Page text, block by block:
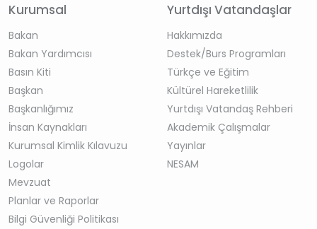
Kurumsal
Bakan
Bakan Yardımcısı
Basın Kiti
Başkan
Başkanlığımız
İnsan Kaynakları
Kurumsal Kimlik Kılavuzu
Logolar
Mevzuat
Planlar ve Raporlar
Bilgi Güvenliği Politikası
Yurtdışı Vatandaşlar
Hakkımızda
Destek/Burs Programları
Türkçe ve Eğitim
Kültürel Hareketlilik
Yurtdışı Vatandaş Rehberi
Akademik Çalışmalar
Yayınlar
NESAM